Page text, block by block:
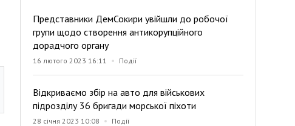
Представники ДемСокири увійшли до робочої
групи щодо створення антикорупційного
дорадчого органу
16 лютого 2023 16:11 Події
Відкриваємо збір на авто для військових
підрозділу 36 бригади морської піхоти
28 січня 2023 10:08 Події